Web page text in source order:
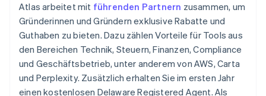
Atlas arbeitet mit führenden Partnern zusammen, um
Gründerinnen und Gründern exklusive Rabatte und
Guthaben zu bieten. Dazu zählen Vorteile für Tools aus
den Bereichen Technik, Steuern, Finanzen, Compliance
und Geschäftsbetrieb, unter anderem von AWS, Carta
und Perplexity. Zusätzlich erhalten Sie im ersten Jahr
einen kostenlosen Delaware Registered Agent. Als